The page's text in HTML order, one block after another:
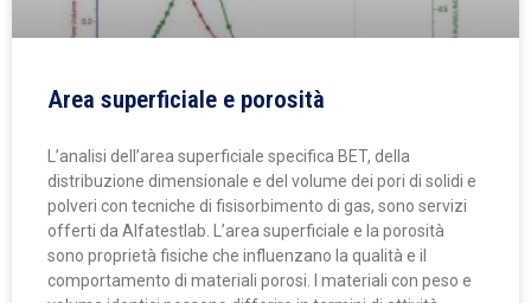
Area superficiale e porosità
L’analisi dell’area superficiale specifica BET, della
distribuzione dimensionale e del volume dei pori di solidi e
polveri con tecniche di fisisorbimento di gas, sono servizi
offerti da Alfatestlab. L’area superficiale e la porosità
sono proprietà fisiche che influenzano la qualità e il
comportamento di materiali porosi. I materiali con peso e